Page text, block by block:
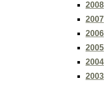
2008
2007
2006
2005
2004
2003